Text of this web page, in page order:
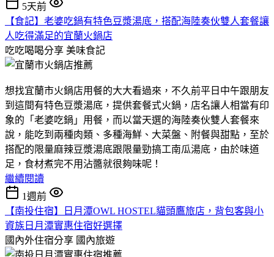
5天前
【食記】老婆吃鍋有特色豆漿湯底，搭配海陸奏伙雙人套餐讓
人吃得滿足的宜蘭火鍋店
吃吃喝喝分享 美味食記
想找宜蘭市火鍋店用餐的大大看過來，不久前平日中午跟朋友
到這間有特色豆漿湯底，提供套餐式火鍋，店名讓人相當有印
象的「老婆吃鍋」用餐，而以當天選的海陸奏伙雙人套餐來
說，能吃到兩種肉類、多種海鮮、大菜盤、附餐與甜點，至於
搭配的限量麻辣豆漿湯底跟限量勁搞工南瓜湯底，由於味道
足，食材煮完不用沾醬就很夠味呢！
繼續閱讀
1週前
【南投住宿】日月潭OWL HOSTEL貓頭鷹旅店，背包客與小
資族日月潭實惠住宿好選擇
國內外住宿分享 國內旅遊